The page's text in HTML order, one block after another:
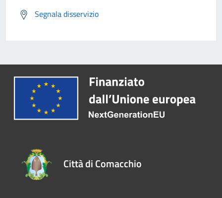
Segnala disservizio
Città di Comacchio